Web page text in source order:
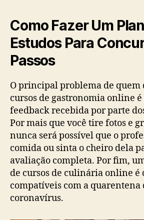
Como Fazer Um
Estudos Para
Passos
O principal problema de quem
cursos de gastronomia online
feedback recebida por parte
Por mais que você tire fotos e
nunca será possível que o
comida ou sinta o cheiro dela
avaliação completa. Por fim,
de cursos de culinária online é
compatíveis com a quarentena
coronavírus.